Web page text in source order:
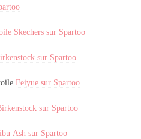
Skechers sur Spartoo
sur Spartoo
Feiyue sur Spartoo
sur Spartoo
Ash sur Spartoo